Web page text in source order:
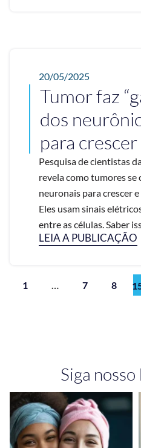
20/05/2025
Tumor faz
dos
para crescer
Pesquisa de cientistas
revela como tumores se
neuronais para crescer
Eles usam sinais
entre as células. Saber
LEIA A PUBLICAÇÃO
1 7 8
Siga